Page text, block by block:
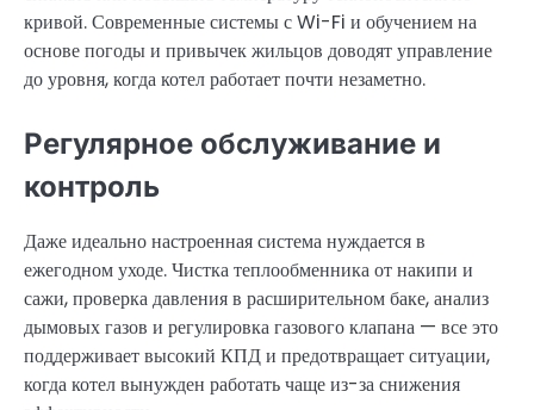
кривой. Современные системы с Wi-Fi и обучением на
основе погоды и привычек жильцов доводят управление
до уровня, когда котел работает почти незаметно.
Регулярное обслуживание и
контроль
Даже идеально настроенная система нуждается в
ежегодном уходе. Чистка теплообменника от накипи и
сажи, проверка давления в расширительном баке, анализ
дымовых газов и регулировка газового клапана — все это
поддерживает высокий КПД и предотвращает ситуации,
когда котел вынужден работать чаще из-за снижения